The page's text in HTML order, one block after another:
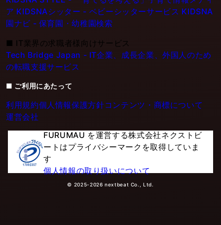
ア KIDSNAシッター - ベビーシッターサービス KIDSNA
園ナビ - 保育園・幼稚園検索
■ IT業界の求職者様向けサービス
Tech Bridge Japan - IT企業、成長企業、外国人のため
の転職支援サービス
■ ご利用にあたって
利用規約個人情報保護方針コンテンツ・商標について
運営会社
FURUMAU を運営する株式会社ネクストビ
ートはプライバシーマークを取得していま
す
個人情報の取り扱いについて
© 2025-2026 nextbeat Co., Ltd.